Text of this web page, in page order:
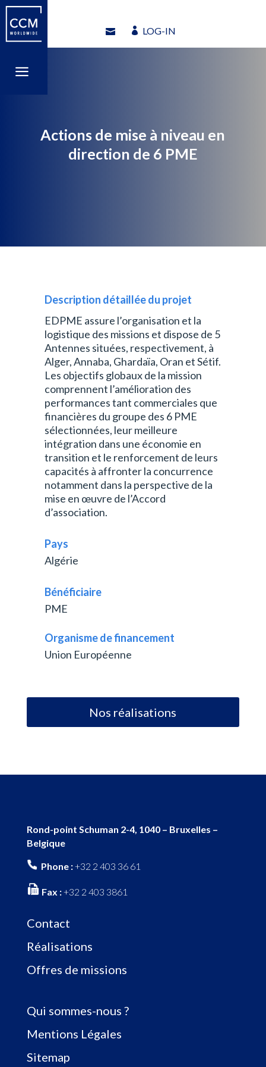
a
LOG-IN
a
LOG-IN
Actions de mise à niveau en
direction de 6 PME
Description détaillée du projet
EDPME assure l’organisation et la
logistique des missions et dispose de 5
Antennes situées, respectivement, à
Alger, Annaba, Ghardaïa, Oran et Sétif.
Les objectifs globaux de la mission
comprennent l’amélioration des
performances tant commerciales que
financières du groupe des 6 PME
sélectionnées, leur meilleure
intégration dans une économie en
transition et le renforcement de leurs
capacités à affronter la concurrence
notamment dans la perspective de la
mise en œuvre de l’Accord
d’association.
Pays
Algérie
Bénéficiaire
PME
Organisme de financement
Union Européenne
Nos réalisations
Rond-point Schuman 2-4, 1040 – Bruxelles –
Belgique
Phone :+32 2 403 36 61
Fax :+32 2 403 3861
Contact
Réalisations
Offres de missions
Qui sommes-nous ?
Mentions Légales
Sitemap